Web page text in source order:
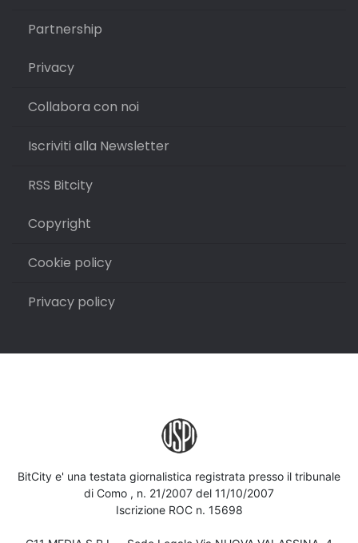
Partnership
Privacy
Collabora con noi
Iscriviti alla Newsletter
RSS Bitcity
Copyright
Cookie policy
Privacy policy
BitCity e' una testata giornalistica registrata presso il tribunale
di Como , n. 21/2007 del 11/10/2007
Iscrizione ROC n. 15698